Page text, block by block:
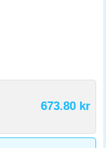
673.80 kr